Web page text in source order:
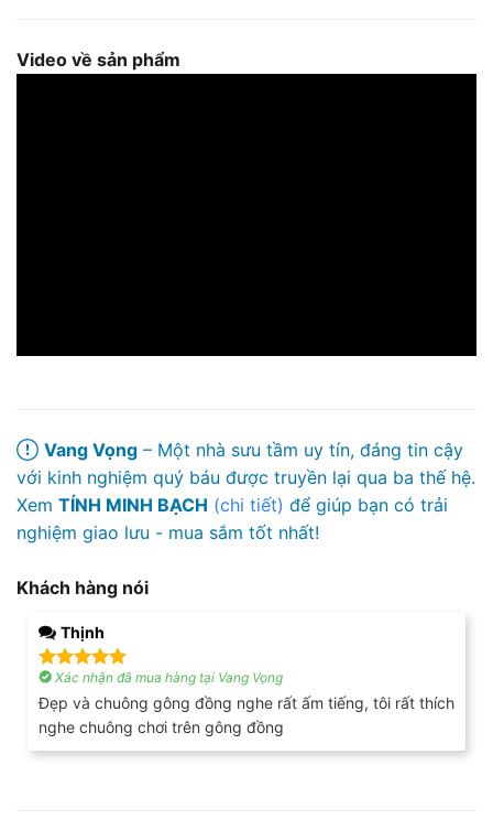
Video về sản phẩm
Vang Vọng – Một nhà sưu tầm uy tín, đáng tin cậy
với kinh nghiệm quý báu được truyền lại qua ba thế hệ.
Xem TÍNH MINH BẠCH (chi tiết) để giúp bạn có trải
nghiệm giao lưu - mua sắm tốt nhất!
Khách hàng nói
Thịnh
Được xếp
hạng5 5
sao
Xác nhận đã mua hàng tại Vang Vọng
Đẹp và chuông gông đồng nghe rất ấm tiếng, tôi rất thích
nghe chuông chơi trên gông đồng